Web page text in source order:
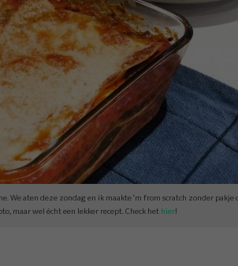
aten deze zondag en ik maakte ‘m from scratch zonder pakje
maar wel écht een lekker recept. Check hethier!